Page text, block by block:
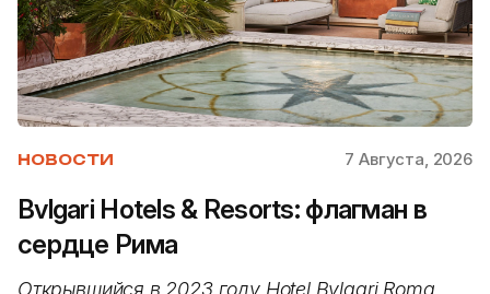
НОВОСТИ 7 Августа, 2026
Bvlgari Hotels & Resorts: флагман в
сердце Рима
Открывшийся в 2023 году Hotel Bvlgari Roma